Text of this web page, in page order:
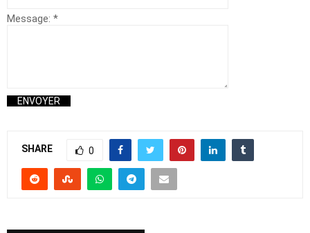
Message: *
SHARE 0